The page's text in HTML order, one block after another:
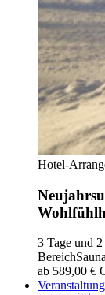
Hotel-
3 Tage und
BereichSauna
ab 589,00 €